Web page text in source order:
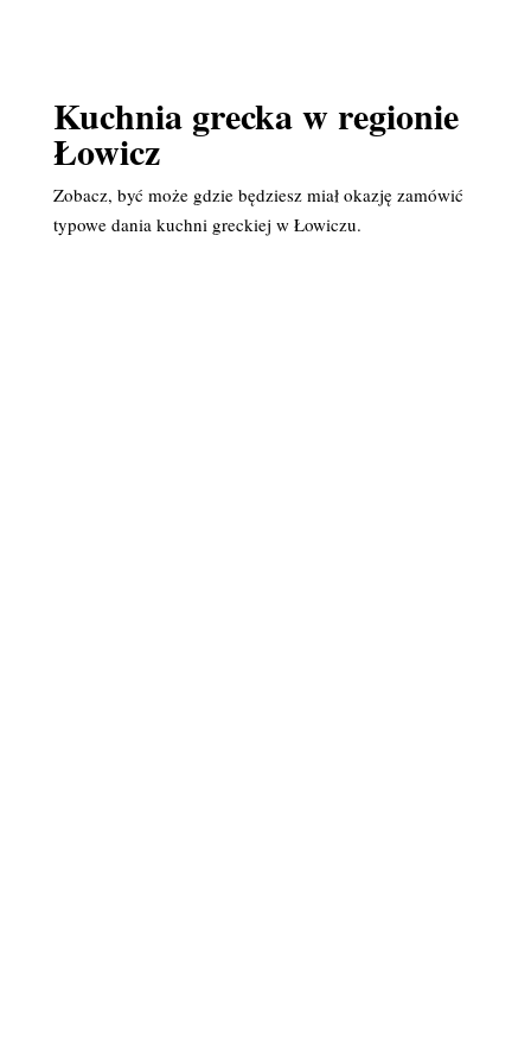
Kuchnia grecka w regionie
Łowicz
Zobacz, być może gdzie będziesz miał okazję zamówić
typowe dania kuchni greckiej w Łowiczu.